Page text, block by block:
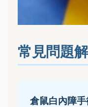
常見問題
倉鼠白內障